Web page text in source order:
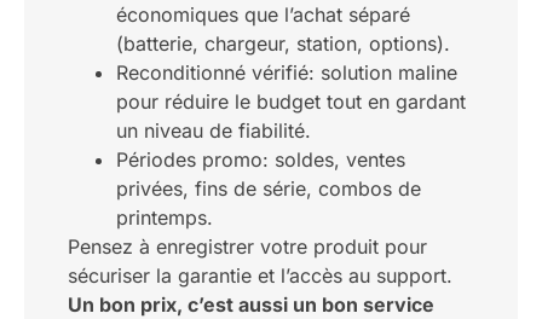
économiques que l’achat séparé
(batterie, chargeur, station, options).
Reconditionné vérifié: solution maline
pour réduire le budget tout en gardant
un niveau de fiabilité.
Périodes promo: soldes, ventes
privées, fins de série, combos de
printemps.
Pensez à enregistrer votre produit pour
sécuriser la garantie et l’accès au support.
Un bon prix, c’est aussi un bon service